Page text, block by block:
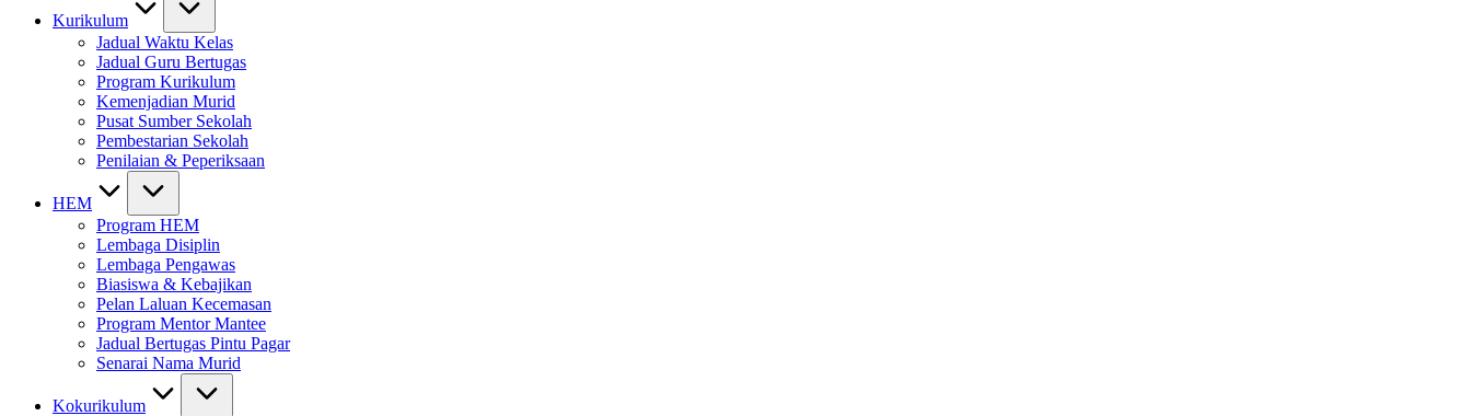
Kurikulum
Jadual Waktu Kelas
Jadual Guru Bertugas
Program Kurikulum
Kemenjadian Murid
Pusat Sumber Sekolah
Pembestarian Sekolah
Penilaian & Peperiksaan
HEM
Program HEM
Lembaga Disiplin
Lembaga Pengawas
Biasiswa & Kebajikan
Pelan Laluan Kecemasan
Program Mentor Mantee
Jadual Bertugas Pintu Pagar
Senarai Nama Murid
Kokurikulum